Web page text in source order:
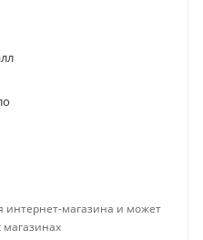
интернет-магазина и может
магазинах